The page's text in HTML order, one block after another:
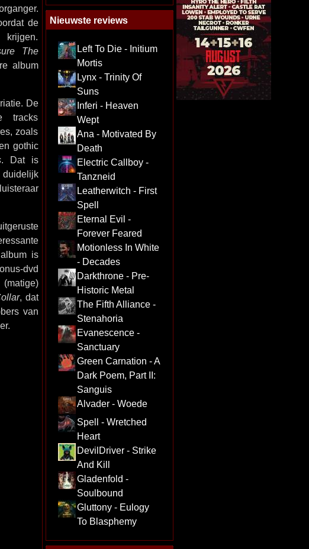
de
The
album
De
tracks
zoals
gothic
. Dat is
is
dvd
, dat
van
Nieuwste reviews
Left To Die - Initium
Mortis
Lynx - Trinity Of
Suns
Inferi - Heaven
Wept
Ana - Motivated By
Death
Electric Callboy -
Tanzneid
Leatherwitch - First
Spell
Eternal Evil -
Forever Feared
Motionless In White
- Decades
Darkthrone - Pre-
Historic Metal
The Fifth Alliance -
Stenahoria
Evanescence -
Sanctuary
Green Carnation - A
Dark Poem, Part II:
Sanguis
Alvader - Woede
Spell - Wretched
Heart
DevilDriver - Strike
And Kill
Gladenfold -
Soulbound
Gluttony - Eulogy
To Blasphemy